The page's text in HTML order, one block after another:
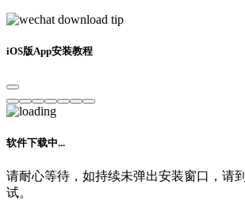
iOS版App安装教程
软件下载中...
请耐心等待，如持续未弹出安装窗口，请到
试。